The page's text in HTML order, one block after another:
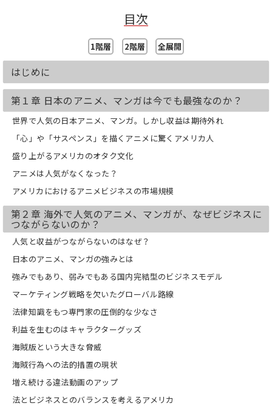
である。
アニメ、マンガ等のコンテンツ産業を、
外貨を稼ぐ「本当の産業」とするための
知財立国への道を探る。
目次
1階層 2階層 全展開
はじめに
第１章 日本のアニメ、マンガは今でも最強なのか？
世界で人気の日本アニメ、マンガ。しかし収益は期待外れ
「心」や「サスペンス」を描くアニメに驚くアメリカ人
盛り上がるアメリカのオタク文化
アニメは人気がなくなった？
アメリカにおけるアニメビジネスの市場規模
第２章 海外で人気のアニメ、マンガが、なぜビジネスに
つながらないのか？
人気と収益がつながらないのはなぜ？
日本のアニメ、マンガの強みとは
強みでもあり、弱みでもある国内完結型のビジネスモデル
マーケティング戦略を欠いたグローバル路線
法律知識をもつ専門家の圧倒的な少なさ
利益を生むのはキャラクターグッズ
海賊版という大きな脅威
海賊行為への法的措置の現状
増え続ける違法動画のアップ
法とビジネスとのバランスを考えるアメリカ